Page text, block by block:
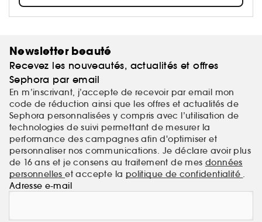
Newsletter beauté
Recevez les nouveautés, actualités et offres
Sephora par email
En m’inscrivant, j’accepte de recevoir par email mon
code de réduction ainsi que les offres et actualités de
Sephora personnalisées y compris avec l’utilisation de
technologies de suivi permettant de mesurer la
performance des campagnes afin d'optimiser et
personnaliser nos communications. Je déclare avoir plus
de 16 ans et je consens au traitement de mes données
personnelleset accepte la politique de confidentialité .
Adresse e-mail